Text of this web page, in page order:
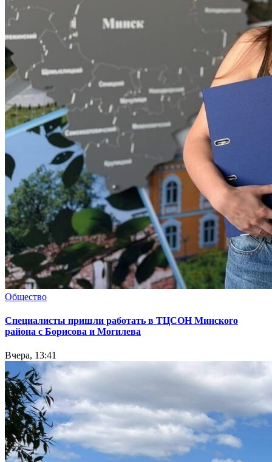
Общество
Специалисты пришли работать в ТЦСОН Минского
района с Борисова и Могилева
Вчера, 13:41